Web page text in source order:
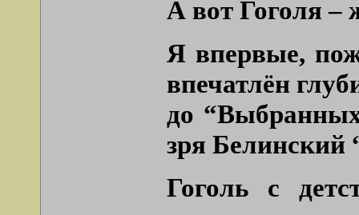
А вот Гоголя –
Я впервые,
впечатлён
до
зря Белинский
Гоголь с